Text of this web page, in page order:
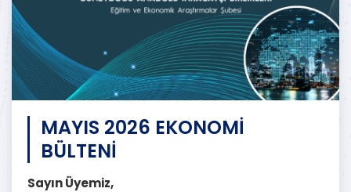
MAYIS 2026 EKONOMİ
BÜLTENİ
Sayın Üyemiz,